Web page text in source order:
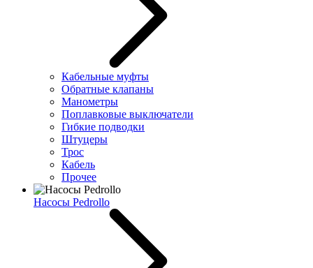
Кабельные муфты
Обратные клапаны
Манометры
Поплавковые выключатели
Гибкие подводки
Штуцеры
Трос
Кабель
Прочее
Насосы Pedrollo